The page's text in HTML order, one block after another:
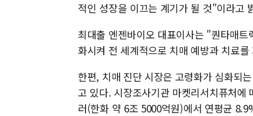
적인 성장을 이끄는 계기가 될 것"이라고
최대출 엔젠바이오 대표이사는 "퀀타매
화시켜 전 세계적으로 치매 예방과 치료
한편, 치매 진단 시장은 고령화가 심화되
고 있다. 시장조사기관 마켓리서치퓨처에
러(한화 약 6조 5000억원)에서 연평균